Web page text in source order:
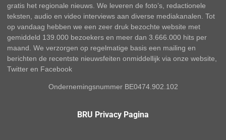
gratis het regionale nieuws. We leveren de foto’s, redactionele
teksten, audio en video interviews aan diverse mediakanalen. Tot
op vandaag hebben we een zeer druk bezochte website met
gemiddeld 139.000 bezoekers en meer dan 3.666.000 hits per
maand. We verzorgen op regelmatige basis een mailing en
berichten de recentste nieuwsfeiten onmiddellijk via onze website,
Twitter en Facebook
Ondernemingsnummer BE0474.902.102
BRU Privacy Pagina